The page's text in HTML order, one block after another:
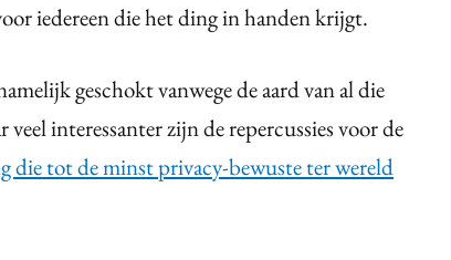
iedereen die het ding in handen krijgt.
geschokt vanwege de aard van al die
interessanter zijn de repercussies voor de
die tot de minst privacy-bewuste ter wereld